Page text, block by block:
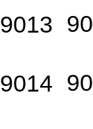
9013
9014